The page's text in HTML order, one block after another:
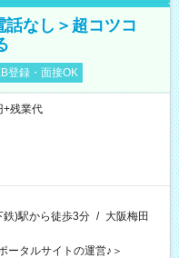
なし＞超コツコ
登録・面接OK
残業代
鉄)駅から徒歩3分 / 大阪梅田
ータルサイトの運営♪＞